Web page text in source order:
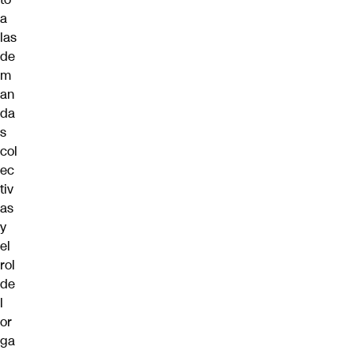
a
las
de
m
an
da
s
col
ec
tiv
as
y
el
rol
de
l
or
ga